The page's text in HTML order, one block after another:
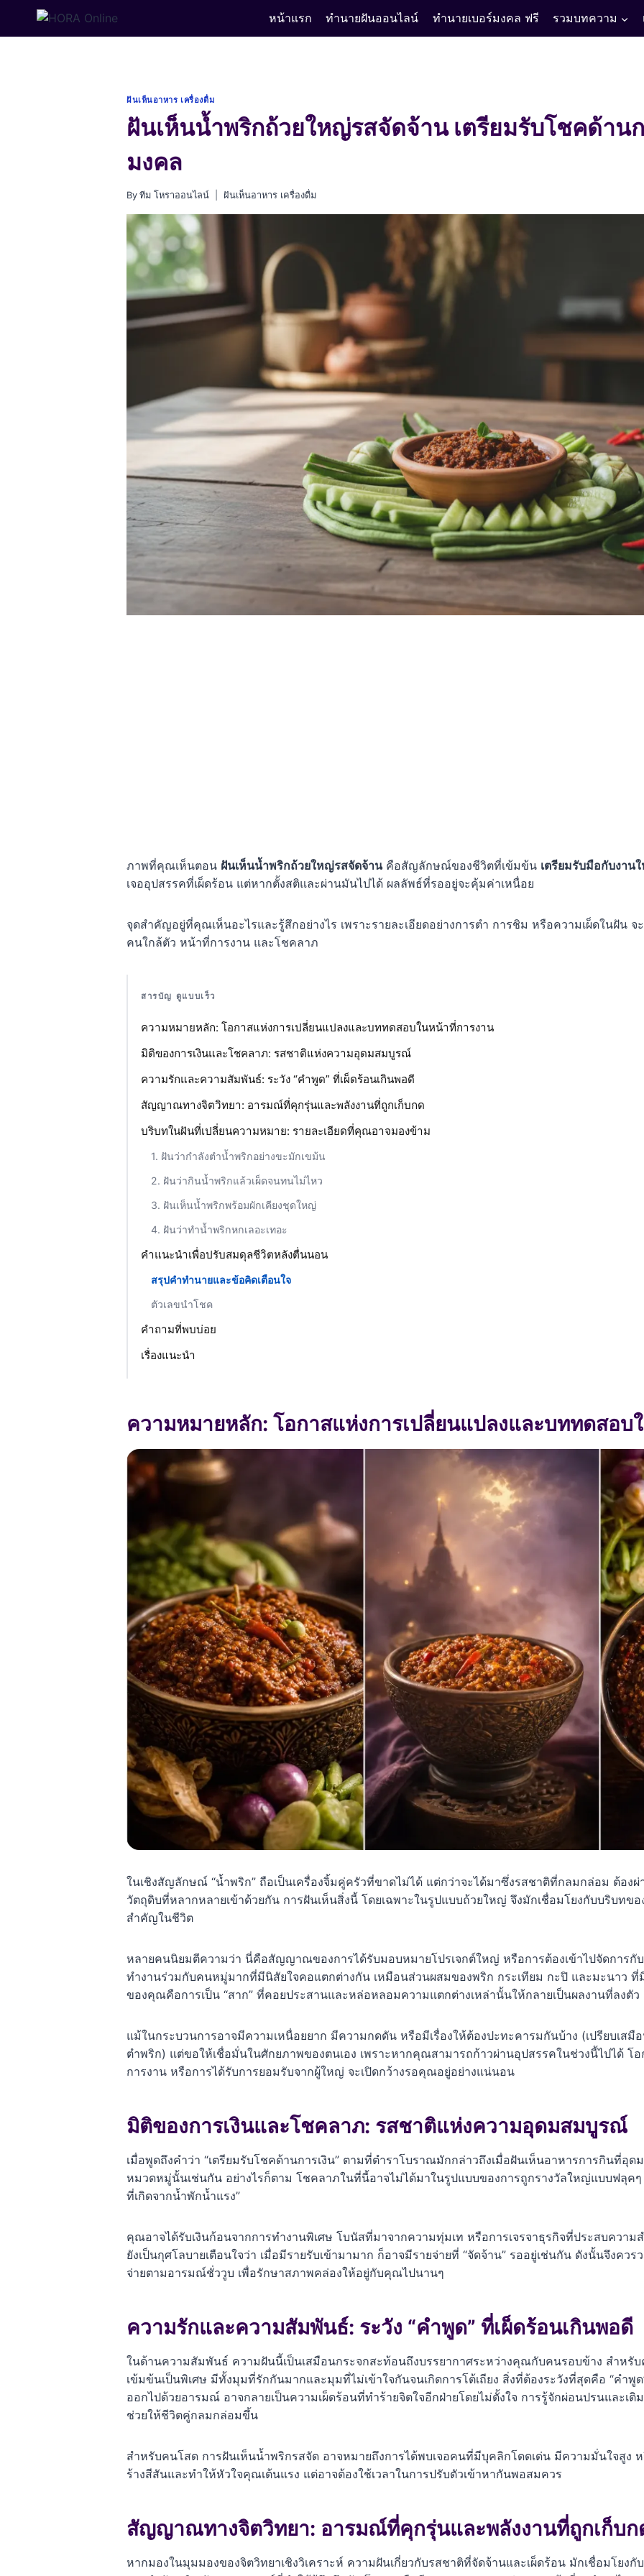
หน้าแรก ทำนายฝันออนไลน์ ทำนายเบอร์มงคล ฟรี รวมบทความ
ฝันเห็นอาหาร เครื่องดื่ม
ฝันเห็นน้ำพริกถ้วยใหญ่รสจัดจ้าน เตรียมรับโชคด้าน
มงคล
By ทีม โหราออนไลน์ ฝันเห็นอาหาร เครื่องดื่ม
ภาพที่คุณเห็นตอน ฝันเห็นน้ำพริกถ้วยใหญ่รสจัดจ้านคือสัญลักษณ์ของชีวิตที่เข้มข้น เตรียมรับมือกับงาน
เจออุปสรรคที่เผ็ดร้อน แต่หากตั้งสติและผ่านมันไปได้ ผลลัพธ์ที่รออยู่จะคุ้มค่าเหนื่อย
จุดสำคัญอยู่ที่คุณเห็นอะไรและรู้สึกอย่างไร เพราะรายละเอียดอย่างการตำ การชิม หรือความเผ็ดในฝัน จ
คนใกล้ตัว หน้าที่การงาน และโชคลาภ
สารบัญ ดูแบบเร็ว
ความหมายหลัก: โอกาสแห่งการเปลี่ยนแปลงและบททดสอบในหน้าที่การงาน
มิติของการเงินและโชคลาภ: รสชาติแห่งความอุดมสมบูรณ์
ความรักและความสัมพันธ์: ระวัง “คำพูด” ที่เผ็ดร้อนเกินพอดี
สัญญาณทางจิตวิทยา: อารมณ์ที่คุกรุ่นและพลังงานที่ถูกเก็บกด
บริบทในฝันที่เปลี่ยนความหมาย: รายละเอียดที่คุณอาจมองข้าม
1. ฝันว่ากำลังตำน้ำพริกอย่างขะมักเขม้น
2. ฝันว่ากินน้ำพริกแล้วเผ็ดจนทนไม่ไหว
3. ฝันเห็นน้ำพริกพร้อมผักเคียงชุดใหญ่
4. ฝันว่าทำน้ำพริกหกเลอะเทอะ
คำแนะนำเพื่อปรับสมดุลชีวิตหลังตื่นนอน
สรุปคำทำนายและข้อคิดเตือนใจ
ตัวเลขนำโชค
คำถามที่พบบ่อย
เรื่องแนะนำ
ความหมายหลัก: โอกาสแห่งการเปลี่ยนแปลงและบททดสอบ
ในเชิงสัญลักษณ์ “น้ำพริก” ถือเป็นเครื่องจิ้มคู่ครัวที่ขาดไม่ได้ แต่กว่าจะได้มาซึ่งรสชาติที่กลมกล่อม ต้อง
วัตถุดิบที่หลากหลายเข้าด้วยกัน การฝันเห็นสิ่งนี้ โดยเฉพาะในรูปแบบถ้วยใหญ่ จึงมักเชื่อมโยงกับบริบทข
สำคัญในชีวิต
หลายคนนิยมตีความว่า นี่คือสัญญาณของการได้รับมอบหมายโปรเจกต์ใหญ่ หรือการต้องเข้าไปจัดการ
ทำงานร่วมกับคนหมู่มากที่มีนิสัยใจคอแตกต่างกัน เหมือนส่วนผสมของพริก กระเทียม กะปิ และมะนาว
ของคุณคือการเป็น “สาก” ที่คอยประสานและหล่อหลอมความแตกต่างเหล่านั้นให้กลายเป็นผลงานที่ลงตัว
แม้ในกระบวนการอาจมีความเหนื่อยยาก มีความกดดัน หรือมีเรื่องให้ต้องปะทะคารมกันบ้าง (เปรียบเสมื
ตำพริก) แต่ขอให้เชื่อมั่นในศักยภาพของตนเอง เพราะหากคุณสามารถก้าวผ่านอุปสรรคในช่วงนี้ไปได้ โ
การงาน หรือการได้รับการยอมรับจากผู้ใหญ่ จะเปิดกว้างรอคุณอยู่อย่างแน่นอน
มิติของการเงินและโชคลาภ: รสชาติแห่งความอุดมสมบูรณ์
เมื่อพูดถึงคำว่า “เตรียมรับโชคด้านการเงิน” ตามที่ตำราโบราณมักกล่าวถึงเมื่อฝันเห็นอาหารการกินที่
หมวดหมู่นั้นเช่นกัน อย่างไรก็ตาม โชคลาภในที่นี้อาจไม่ได้มาในรูปแบบของการถูกรางวัลใหญ่แบบฟลุค
ที่เกิดจากน้ำพักน้ำแรง”
คุณอาจได้รับเงินก้อนจากการทำงานพิเศษ โบนัสที่มาจากความทุ่มเท หรือการเจรจาธุรกิจที่ประสบความ
ยังเป็นกุศโลบายเตือนใจว่า เมื่อมีรายรับเข้ามามาก ก็อาจมีรายจ่ายที่ “จัดจ้าน” รออยู่เช่นกัน ดังนั้นจึงควร
จ่ายตามอารมณ์ชั่ววูบ เพื่อรักษาสภาพคล่องให้อยู่กับคุณไปนานๆ
ความรักและความสัมพันธ์: ระวัง “คำพูด” ที่เผ็ดร้อนเกินพอดี
ในด้านความสัมพันธ์ ความฝันนี้เป็นเสมือนกระจกสะท้อนถึงบรรยากาศระหว่างคุณกับคนรอบข้าง สำห
เข้มข้นเป็นพิเศษ มีทั้งมุมที่รักกันมากและมุมที่ไม่เข้าใจกันจนเกิดการโต้เถียง สิ่งที่ต้องระวังที่สุดคือ “คำพู
ออกไปด้วยอารมณ์ อาจกลายเป็นความเผ็ดร้อนที่ทำร้ายจิตใจอีกฝ่ายโดยไม่ตั้งใจ การรู้จักผ่อนปรนและเติ
ช่วยให้ชีวิตคู่กลมกล่อมขึ้น
สำหรับคนโสด การฝันเห็นน้ำพริกรสจัด อาจหมายถึงการได้พบเจอคนที่มีบุคลิกโดดเด่น มีความมั่นใจสูง
ร้างสีสันและทำให้หัวใจคุณเต้นแรง แต่อาจต้องใช้เวลาในการปรับตัวเข้าหากันพอสมควร
สัญญาณทางจิตวิทยา: อารมณ์ที่คุกรุ่นและพลังงานที่ถูกเก็บก
หากมองในมุมมองของจิตวิทยาเชิงวิเคราะห์ ความฝันเกี่ยวกับรสชาติที่จัดจ้านและเผ็ดร้อน มักเชื่อมโย